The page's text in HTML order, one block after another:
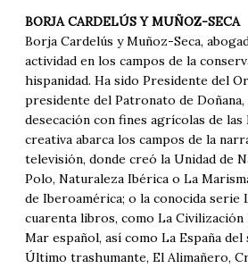
BORJA CARDELÚS Y MUÑOZ-SECA
Borja Cardelús y Muñoz-Seca,
actividad en los campos de la
hispanidad. Ha sido Presidente del
presidente del Patronato de
desecación con fines agrícolas de
creativa abarca los campos de la
televisión, donde creó la Unidad de
Polo, Naturaleza Ibérica o La
de Iberoamérica; o la conocida serie
cuarenta libros, como La Civilización
Mar español, así como La España
Último trashumante, El Alimañero,